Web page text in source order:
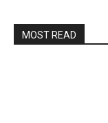
MOST READ